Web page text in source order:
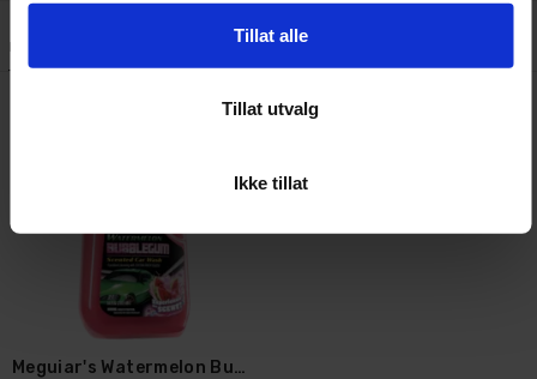
Tillat alle
Tillat utvalg
Ikke tillat
Lignende produkter Kundeanmeldelser
Meguiar's Watermelon Bubblegum Car Wash